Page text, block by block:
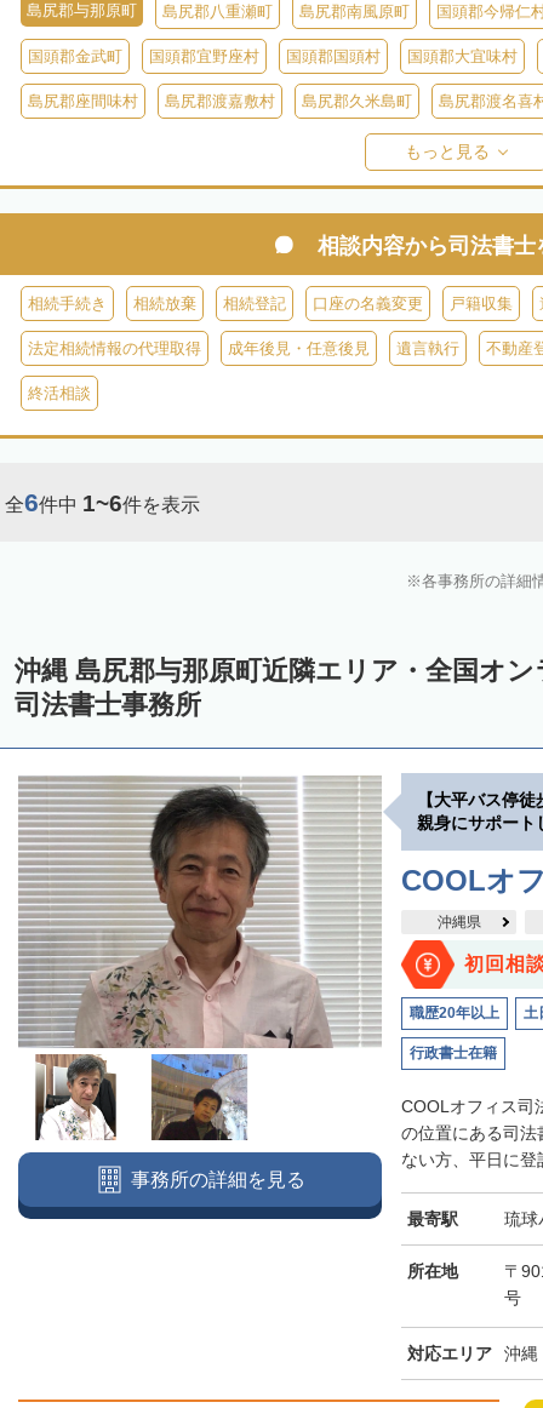
島尻郡与那原町 島尻郡八重瀬町 島尻郡南風原町 国頭郡今帰仁
国頭郡金武町 国頭郡宜野座村 国頭郡国頭村 国頭郡大宜味村
島尻郡座間味村 島尻郡渡嘉敷村 島尻郡久米島町 島尻郡渡名喜
島尻郡北大東村 宮古郡多良間
もっと見る
相談内容から司法書士
相続手続き 相続放棄 相続登記 口座の名義変更 戸籍収集
法定相続情報の代理取得 成年後見・任意後見 遺言執行 不動産
終活相談
全6件中 1~6件を表示
各事務所の詳細
沖縄 島尻郡与那原町近隣エリア・全国オ
司法書士事務所
【大平バス停
親身にサポート
COOLオ
沖縄県
初回相
職歴20年以上 土
行政書士在籍
COOLオフィス司
の位置にある司法
ない方、平日に
最寄駅 琉球
所在地
〒
号
対応エリア 沖縄
事務所の詳細を見る